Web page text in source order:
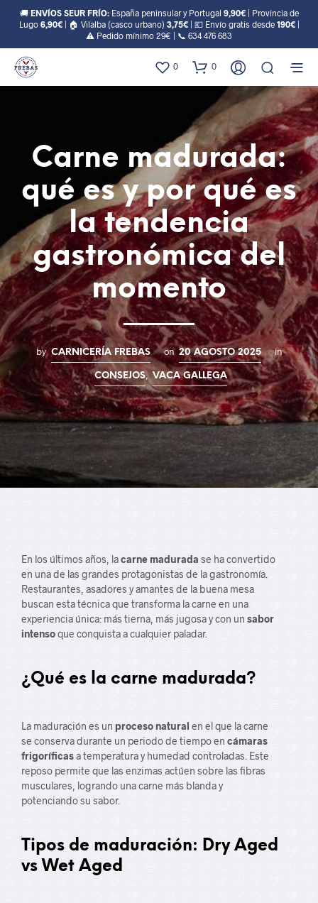
🚚 ENVÍOS SEUR FRÍO:España peninsular y Portugal 9,90€| Provincia de
Lugo 6,90€| 🏠 Vilalba (casco urbano) 3,75€| 💶 Envío gratis desde 190€|
⚠️ Pedido mínimo 29€ | 📞 634 476 683
0 0
Carne madurada:
qué es y por qué es
la tendencia
gastronómica del
momento
by CARNICERÍA FREBAS on 20 AGOSTO 2025 in
CONSEJOS, VACA GALLEGA
En los últimos años, lacarne madurada se ha convertido
en una de las grandes protagonistas de la gastronomía.
Restaurantes, asadores y amantes de la buena mesa
buscan esta técnica que transforma la carne en una
experiencia única: más tierna, más jugosa y con un sabor
intensoque conquista a cualquier paladar.
¿Qué es la carne madurada?
La maduración es un proceso natural en el que la carne
se conserva durante un periodo de tiempo en cámaras
frigoríficasa temperatura y humedad controladas. Este
reposo permite que las enzimas actúen sobre las fibras
musculares, logrando una carne más blanda y
potenciando su sabor.
Tipos de maduración: Dry Aged
vs Wet Aged